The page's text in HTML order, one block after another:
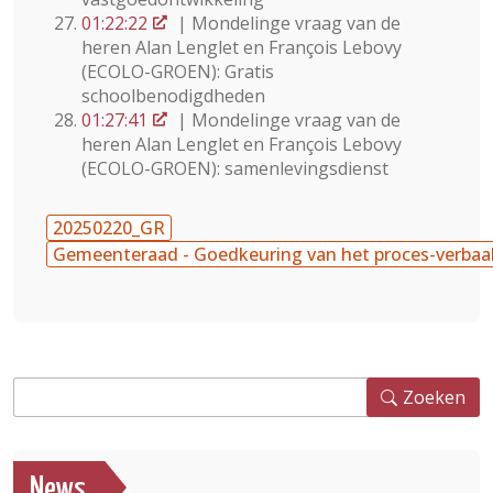
01:22:22
| Mondelinge vraag van de
heren Alan Lenglet en François Lebovy
(ECOLO-GROEN): Gratis
schoolbenodigdheden
01:27:41
| Mondelinge vraag van de
heren Alan Lenglet en François Lebovy
(ECOLO-GROEN): samenlevingsdienst
20250220_GR
Gemeenteraad - Goedkeuring van het proces-
Zoeken